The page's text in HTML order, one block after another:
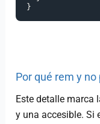
}
Por qué rem y no
Este detalle marca
y una accesible. Si